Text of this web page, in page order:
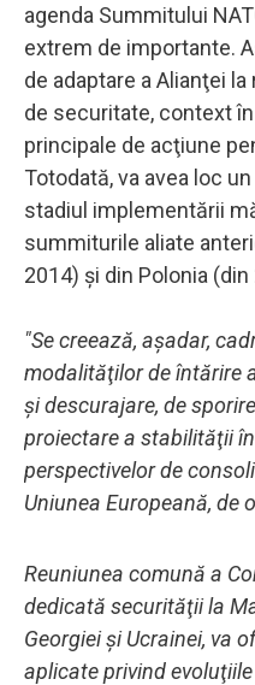
agenda Summitului
extrem de importante.
de adaptare a Alianţei
de securitate, context
principale de acţiune
Totodată, va avea loc
stadiul implementării
summiturile aliate
2014) şi din Polonia (din
"Se creează, aşadar,
modalităţilor de întărire
şi descurajare, de
proiectare a stabilităţii
perspectivelor de
Uniunea Europeană, de
Reuniunea comună a
dedicată securităţii la
Georgiei şi Ucrainei, va
aplicate privind